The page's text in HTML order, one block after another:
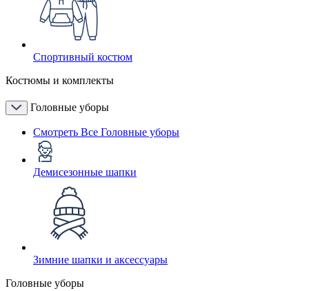
Спортивный костюм
Костюмы и комплекты
Головные уборы
Смотреть Все Головные уборы
Демисезонные шапки
Зимние шапки и аксессуары
Головные уборы